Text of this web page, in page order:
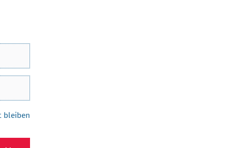
bleiben